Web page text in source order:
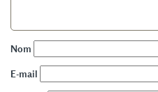
Nom
E-mail